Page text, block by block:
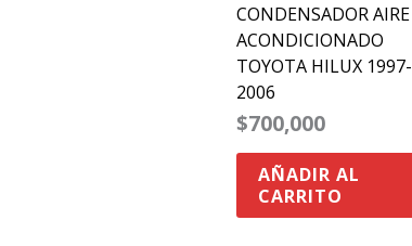
CONDENSADOR AIRE
ACONDICIONADO
TOYOTA HILUX 1997-
2006
$700,000
AÑADIR AL
CARRITO